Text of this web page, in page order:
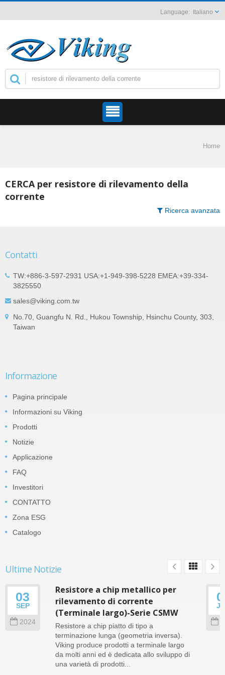
Italiano
Home
CERCA per resistore di rilevamento della
corrente
Ricerca avanzata
Contatti
TW:+886-3-597-2931 USA:+1-949-398-5228 EMEA:+39-334-
3825550
sales@viking.com.tw
No.70, Guangfu N. Rd., Hukou Township, Hsinchu County, 303,
Taiwan
Informazione
Pagina principale
Informazioni su Viking
Prodotti
Notizie
Applicazione
FAQ
Investitori
CONTATTO
Zona ESG
Catalogo
Ultime Notizie
03
SEP
2024
Resistore a chip metallico per
rilevamento di corrente
(Terminale largo)-Serie CSMW
Resistore a chip piatto di tipo a
terminazione lunga (geometria inversa).
Viking produce prodotti a terminale largo
da molti anni ed è dedicata allo sviluppo di
una varietà di prodotti...